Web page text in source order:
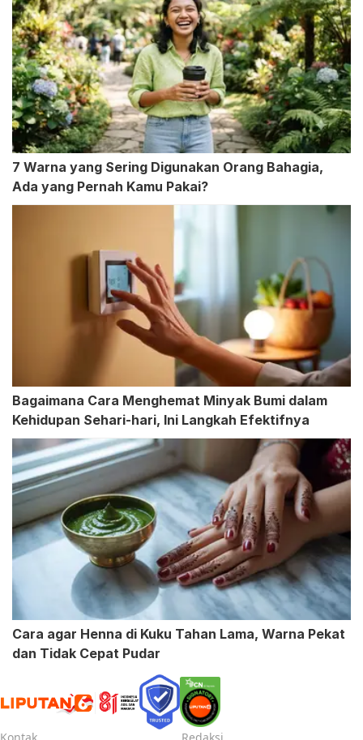
7 Warna yang Sering Digunakan Orang Bahagia,
Ada yang Pernah Kamu Pakai?
Bagaimana Cara Menghemat Minyak Bumi dalam
Kehidupan Sehari-hari, Ini Langkah Efektifnya
Cara agar Henna di Kuku Tahan Lama, Warna Pekat
dan Tidak Cepat Pudar